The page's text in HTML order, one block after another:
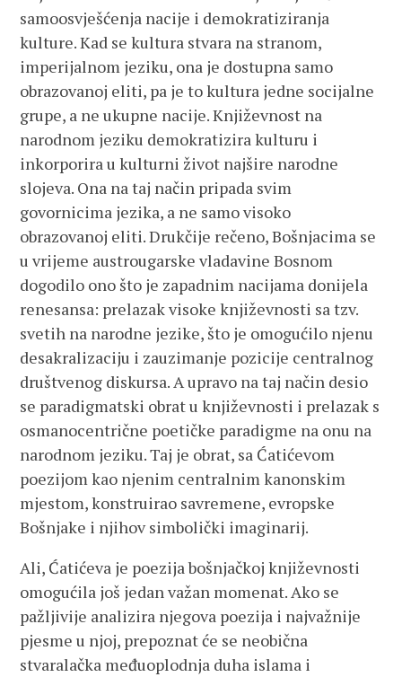
samoosvješćenja nacije i demokratiziranja
kulture. Kad se kultura stvara na stranom,
imperijalnom jeziku, ona je dostupna samo
obrazovanoj eliti, pa je to kultura jedne socijalne
grupe, a ne ukupne nacije. Književnost na
narodnom jeziku demokratizira kulturu i
inkorporira u kulturni život najšire narodne
slojeva. Ona na taj način pripada svim
govornicima jezika, a ne samo visoko
obrazovanoj eliti. Drukčije rečeno, Bošnjacima se
u vrijeme austrougarske vladavine Bosnom
dogodilo ono što je zapadnim nacijama donijela
renesansa: prelazak visoke književnosti sa tzv.
svetih na narodne jezike, što je omogućilo njenu
desakralizaciju i zauzimanje pozicije centralnog
društvenog diskursa. A upravo na taj način desio
se paradigmatski obrat u književnosti i prelazak s
osmanocentrične poetičke paradigme na onu na
narodnom jeziku. Taj je obrat, sa Ćatićevom
poezijom kao njenim centralnim kanonskim
mjestom, konstruirao savremene, evropske
Bošnjake i njihov simbolički imaginarij.
Ali, Ćatićeva je poezija bošnjačkoj književnosti
omogućila još jedan važan momenat. Ako se
pažljivije analizira njegova poezija i najvažnije
pjesme u njoj, prepoznat će se neobična
stvaralačka međuoplodnja duha islama i